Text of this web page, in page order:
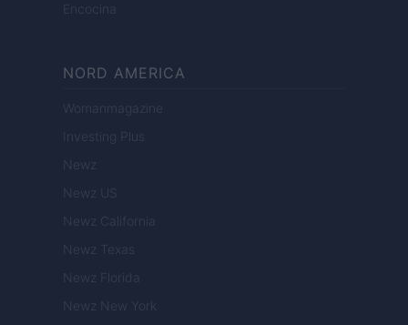
Encocina
NORD AMERICA
Womanmagazine
Investing Plus
Newz
Newz US
Newz California
Newz Texas
Newz Florida
Newz New York